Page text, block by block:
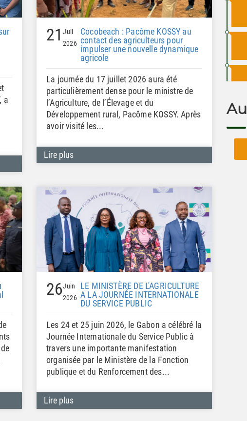
a
21Juil
2026
Cocobeach : Pacôme KOSSY au
contact des agriculteurs pour
impulser une nouvelle dynamique
agricole
La journée du 17 juillet 2026 aura été
particulièrement dense pour le ministre de
l’Agriculture, de l’Élevage et du
Développement rural, Pacôme KOSSY. Après
avoir visité les...
Lire plus
26Juin
2026
LE MINISTÈRE DE L'AGRICULTURE
A LA JOURNÉE INTERNATIONALE
DU SERVICE PUBLIC
Les 24 et 25 juin 2026, le Gabon a célébré la
Journée Internationale du Service Public à
travers une importante manifestation
organisée par le Ministère de la Fonction
publique et du Renforcement des...
Lire plus